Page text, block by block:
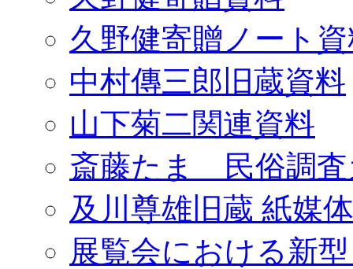
久野健寄贈ノート
中村傳三郎旧蔵資料
山下菊二関連資料
斎藤たま 民俗調査
及川尊雄旧蔵 紙媒
展覧会における新